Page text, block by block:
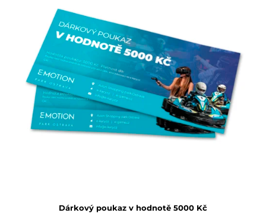
Dárkový poukaz v hodnotě 5000 Kč